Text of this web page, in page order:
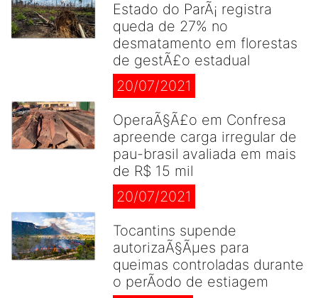
Estado do ParÃ¡ registra
queda de 27% no
desmatamento em florestas
de gestÃ£o estadual
20/07/2021
OperaÃ§Ã£o em Confresa
apreende carga irregular de
pau-brasil avaliada em mais
de R$ 15 mil
20/07/2021
Tocantins supende
autorizaÃ§Ãµes para
queimas controladas durante
o perÃ­odo de estiagem